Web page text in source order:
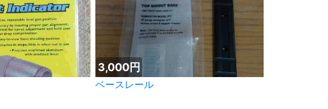
3,000円
ベースレール